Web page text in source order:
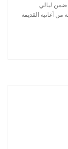
ويأتى الحفل ضمن ليالي
أغانيه القديمة